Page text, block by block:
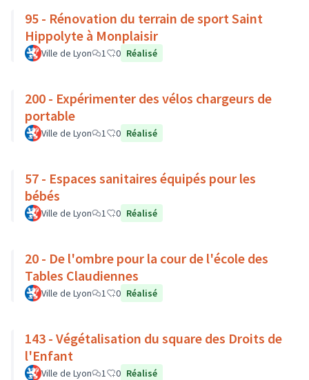
95 - Rénovation du terrain de sport Saint
Hippolyte à Monplaisir
Ville de Lyon 1 0 Réalisé
200 - Expérimenter des vélos chargeurs de
portable
Ville de Lyon 1 0 Réalisé
57 - Espaces sanitaires équipés pour les
bébés
Ville de Lyon 1 0 Réalisé
20 - De l'ombre pour la cour de l'école des
Tables Claudiennes
Ville de Lyon 1 0 Réalisé
143 - Végétalisation du square des Droits de
l'Enfant
Ville de Lyon 1 0 Réalisé